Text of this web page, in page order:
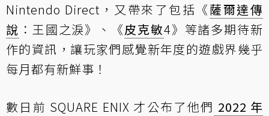
Nintendo Direct，又帶來了包括《薩爾達傳
說 ：王國之淚》、《皮克敏4》等諸多期待新
作的資訊，讓玩家們感覺新年度的遊戲界幾乎
每月都有新鮮事！
數日前 SQUARE ENIX 才公布了他們 2022 年